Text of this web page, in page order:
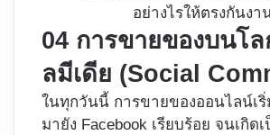
อย่างไรให้ตรงกันงา
04 การขายของบนโล
ลมีเดีย (Social
ในทุกวันนี้ การขายของออนไลน์เ
มายัง Facebook เรียบร้อย จนเกิด